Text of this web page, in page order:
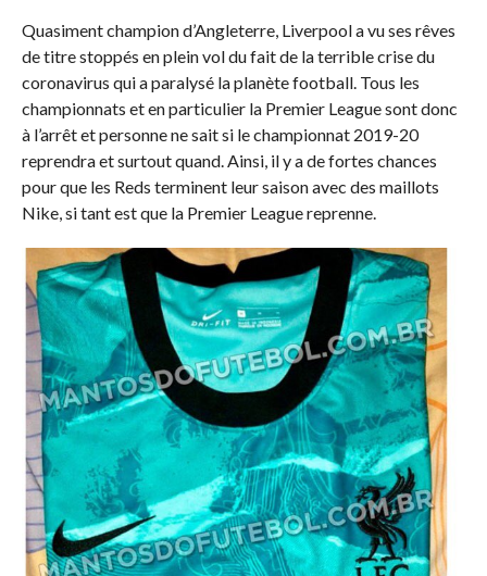
Quasiment champion d’Angleterre, Liverpool a vu ses rêves
de titre stoppés en plein vol du fait de la terrible crise du
coronavirus qui a paralysé la planète football. Tous les
championnats et en particulier la Premier League sont donc
à l’arrêt et personne ne sait si le championnat 2019-20
reprendra et surtout quand. Ainsi, il y a de fortes chances
pour que les Reds terminent leur saison avec des maillots
Nike, si tant est que la Premier League reprenne.